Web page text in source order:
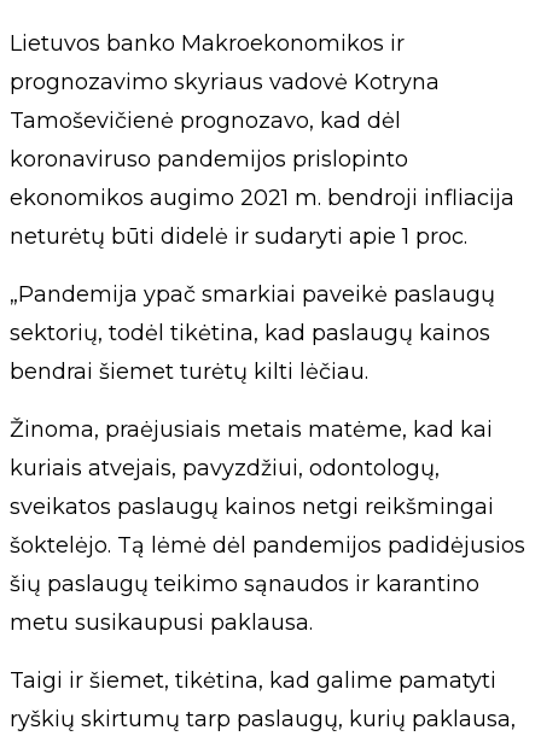
Lietuvos banko Makroekonomikos ir
prognozavimo skyriaus vadovė Kotryna
Tamoševičienė prognozavo, kad dėl
koronaviruso pandemijos prislopinto
ekonomikos augimo 2021 m. bendroji infliacija
neturėtų būti didelė ir sudaryti apie 1 proc.
„Pandemija ypač smarkiai paveikė paslaugų
sektorių, todėl tikėtina, kad paslaugų kainos
bendrai šiemet turėtų kilti lėčiau.
Žinoma, praėjusiais metais matėme, kad kai
kuriais atvejais, pavyzdžiui, odontologų,
sveikatos paslaugų kainos netgi reikšmingai
šoktelėjo. Tą lėmė dėl pandemijos padidėjusios
šių paslaugų teikimo sąnaudos ir karantino
metu susikaupusi paklausa.
Taigi ir šiemet, tikėtina, kad galime pamatyti
ryškių skirtumų tarp paslaugų, kurių paklausa,